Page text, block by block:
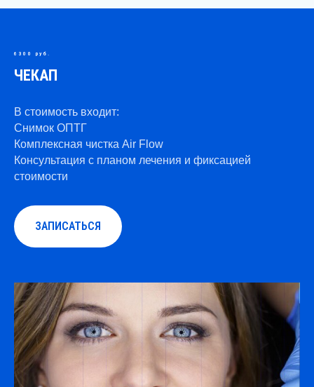
6300 руб.
ЧЕКАП
В стоимость входит:
Снимок ОПТГ
Комплексная чистка Air Flow
Консультация с планом лечения и фиксацией
стоимости
ЗАПИСАТЬСЯ